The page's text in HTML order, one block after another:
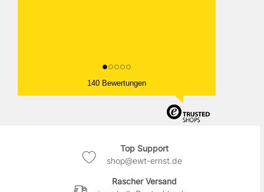
140 Bewertungen
Top Support
shop@ewt-ernst.de
Rascher Versand